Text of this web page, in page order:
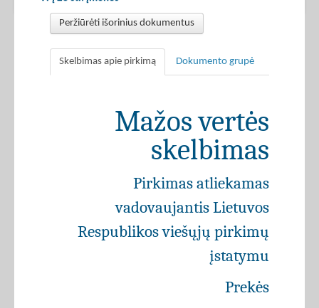
Peržiūrėti išorinius dokumentus
Skelbimas apie pirkimą Dokumento grupė
Mažos vertės
skelbimas
Pirkimas atliekamas
vadovaujantis Lietuvos
Respublikos viešųjų pirkimų
įstatymu
Prekės